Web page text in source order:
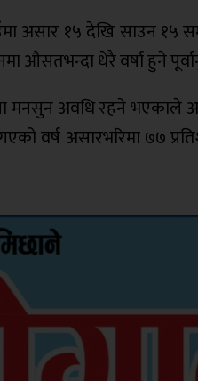
असार १५ देखि साउन १५
औसतभन्दा धेरै वर्षा हुने
मनसुन अवधि रहने भएकाले
वर्ष असारभरिमा ७७